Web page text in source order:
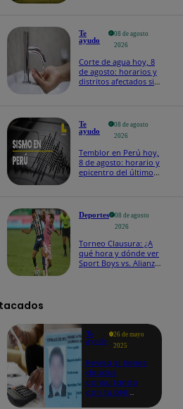
Te
ayudo
08 de agosto
2026
Corte de agua hoy, 8
de agosto: horarios y
distritos afectados sin
Te
ayudo
08 de agosto
2026
Temblor en Perú hoy,
8 de agosto: horario y
epicentro del último
Deportes
08 de agosto
2026
Torneo Clausura: ¿A
qué hora y dónde ver
Sport Boys vs. Alianza
Te
ayudo
26 de mayo
2025
Revisa si tienes
deudas
consultando
con tu DNI: